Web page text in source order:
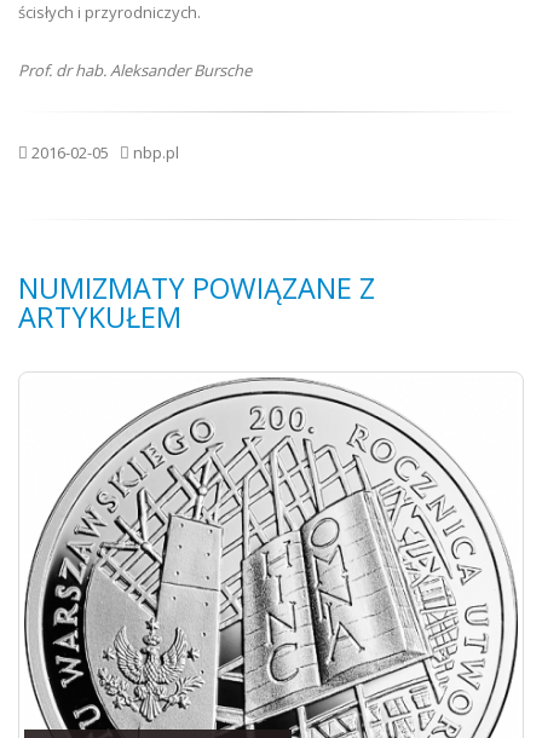
ścisłych i przyrodniczych.
Prof. dr hab. Aleksander Bursche
2016-02-05 nbp.pl
NUMIZMATY POWIĄZANE Z
ARTYKUŁEM